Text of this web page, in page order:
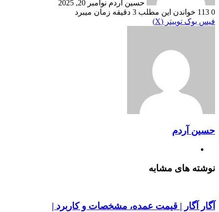
حسین آردم نوامبر 20, 2025
0
خواندن این مطلب 3 دقیقه زمان میبرد
فیس بوک توییتر (X) لینکدین
‫تامبلر
‫پین‌ترست
‫رددیت
‫VKontakte
رایانامه
چاپ
حسین آردم
نوشته های مشابه
آگار آگار | قیمت عمده، مشخصات و کاربرد |